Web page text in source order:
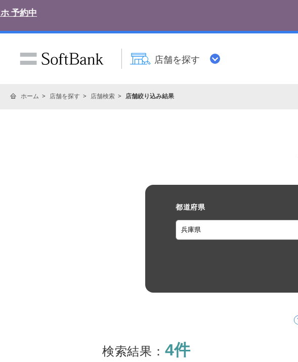
店舗を探す
ホーム 店舗を探す 店舗検索 店舗絞り込み結果
都道府県
検索結果： 4件